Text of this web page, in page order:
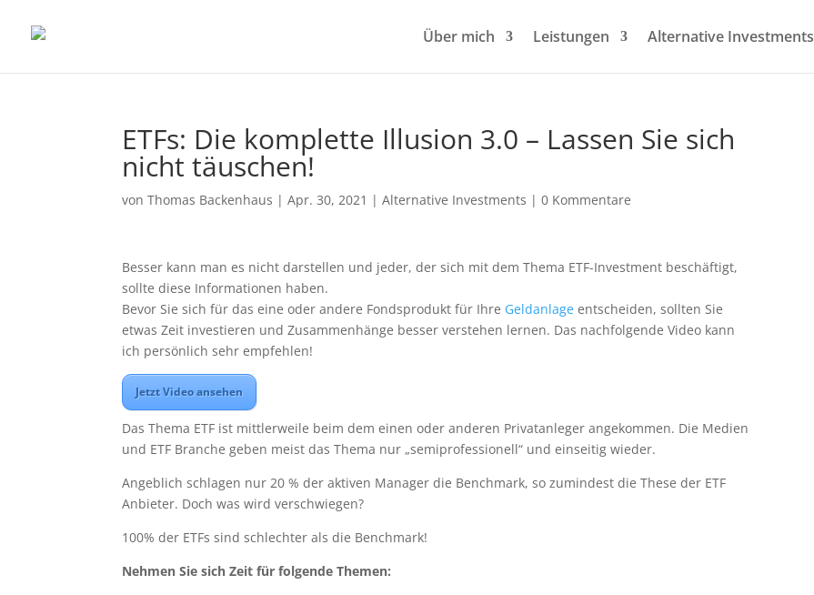
Über mich Leistungen Alternative Investments
ETFs: Die komplette Illusion 3.0 – Lassen Sie sich
nicht täuschen!
vonThomas Backenhaus |Apr. 30, 2021 |Alternative Investments |0 Kommentare
Besser kann man es nicht darstellen und jeder, der sich mit dem Thema ETF-Investment beschäftigt,
sollte diese Informationen haben.
Bevor Sie sich für das eine oder andere Fondsprodukt für Ihre Geldanlage entscheiden, sollten Sie
etwas Zeit investieren und Zusammenhänge besser verstehen lernen. Das nachfolgende Video kann
ich persönlich sehr empfehlen!
Jetzt Video ansehen
Das Thema ETF ist mittlerweile beim dem einen oder anderen Privatanleger angekommen. Die Medien
und ETF Branche geben meist das Thema nur „semiprofessionell“ und einseitig wieder.
Angeblich schlagen nur 20 % der aktiven Manager die Benchmark, so zumindest die These der ETF
Anbieter. Doch was wird verschwiegen?
100% der ETFs sind schlechter als die Benchmark!
Nehmen Sie sich Zeit für folgende Themen: